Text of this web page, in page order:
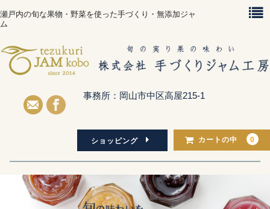
瀬戸内の旬な果物・野菜を使った手づくり・無添加ジャ
ム
事務所：岡山市中区高屋215-1
カートの中 0
ショッピング
Home
Concept